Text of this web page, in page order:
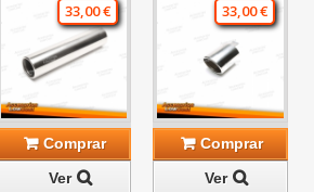
33,00 €
Comprar
Ver
33,00 €
Comprar
Ver